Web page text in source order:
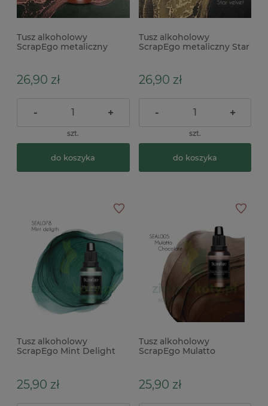
Tusz alkoholowy
ScrapEgo metaliczny
26,90 zł
- +
szt.
do koszyka
Tusz alkoholowy
ScrapEgo metaliczny Star
26,90 zł
- +
szt.
do koszyka
Tusz alkoholowy
ScrapEgo Mint Delight
25,90 zł
Tusz alkoholowy
ScrapEgo Mulatto
25,90 zł